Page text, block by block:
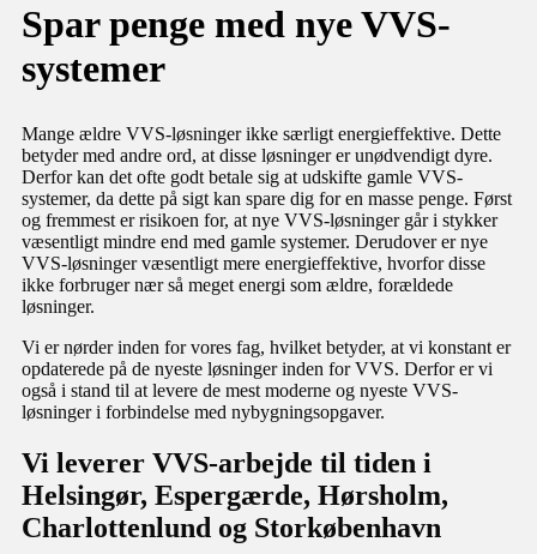
Spar penge med nye VVS-
systemer
Mange ældre VVS-løsninger ikke særligt energieffektive. Dette
betyder med andre ord, at disse løsninger er unødvendigt dyre.​
Derfor kan det ofte godt betale sig at udskifte gamle VVS-
systemer, da dette på sigt kan spare dig for en masse penge. Først
og fremmest er risikoen for, at nye VVS-løsninger går i stykker
væsentligt mindre end med gamle systemer. Derudover er nye
VVS-løsninger væsentligt mere energieffektive, hvorfor disse
ikke forbruger nær så meget energi som ældre, forældede
løsninger.​
Vi er nørder inden for vores fag, hvilket betyder, at vi konstant er
opdaterede på de nyeste løsninger inden for VVS. Derfor er vi
også i stand til at levere de mest moderne og nyeste VVS-
løsninger i forbindelse med nybygningsopgaver.​​
Vi leverer VVS-arbejde til tiden i
Helsingør, Espergærde, Hørsholm,
Charlottenlund og Storkøbenhavn